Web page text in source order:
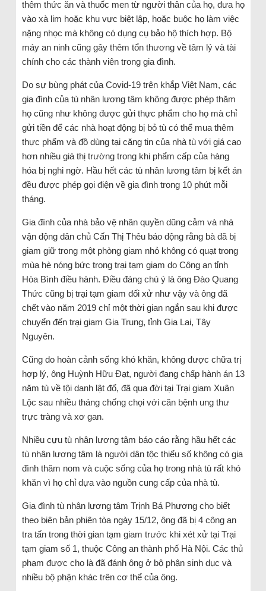
thêm thức ăn và thuốc men từ người thân của họ, đưa họ
vào xà lim hoặc khu vực biệt lập, hoặc buộc họ làm việc
nặng nhọc mà không có dụng cụ bảo hộ thích hợp. Bộ
máy an ninh cũng gây thêm tổn thương về tâm lý và tài
chính cho các thành viên trong gia đình.
Do sự bùng phát của Covid-19 trên khắp Việt Nam, các
gia đình của tù nhân lương tâm không được phép thăm
họ cũng như không được gửi thực phẩm cho họ mà chỉ
gửi tiền để các nhà hoạt động bị bỏ tù có thể mua thêm
thực phẩm và đồ dùng tại căng tin của nhà tù với giá cao
hơn nhiều giá thị trường trong khi phẩm cấp của hàng
hóa bị nghi ngờ. Hầu hết các tù nhân lương tâm bị kết án
đều được phép gọi điện về gia đình trong 10 phút mỗi
tháng.
Gia đình của nhà bảo vệ nhân quyền dũng cảm và nhà
vận động dân chủ Cấn Thị Thêu báo động rằng bà đã bị
giam giữ trong một phòng giam nhỏ không có quạt trong
mùa hè nóng bức trong trại tạm giam do Công an tỉnh
Hòa Bình điều hành. Điều đáng chú ý là ông Đào Quang
Thức cũng bị trại tạm giam đối xử như vậy và ông đã
chết vào năm 2019 chỉ một thời gian ngắn sau khi được
chuyển đến trại giam Gia Trung, tỉnh Gia Lai, Tây
Nguyên.
Cũng do hoàn cảnh sống khó khăn, không được chữa trị
hợp lý, ông Huỳnh Hữu Đạt, người đang chấp hành án 13
năm tù về tội danh lật đổ, đã qua đời tại Trại giam Xuân
Lộc sau nhiều tháng chống chọi với căn bệnh ung thư
trực tràng và xơ gan.
Nhiều cựu tù nhân lương tâm báo cáo rằng hầu hết các
tù nhân lương tâm là người dân tộc thiểu số không có gia
đình thăm nom và cuộc sống của họ trong nhà tù rất khó
khăn vì họ chỉ dựa vào nguồn cung cấp của nhà tù.
Gia đình tù nhân lương tâm Trịnh Bá Phương cho biết
theo biên bản phiên tòa ngày 15/12, ông đã bị 4 công an
tra tấn trong thời gian tạm giam trước khi xét xử tại Trại
tạm giam số 1, thuộc Công an thành phố Hà Nội. Các thủ
phạm được cho là đã đánh ông ở bộ phận sinh dục và
nhiều bộ phận khác trên cơ thể của ông.